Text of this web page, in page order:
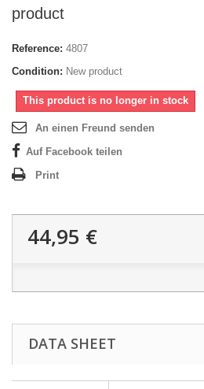
product
Reference: 4807
Condition: New product
This product is no longer in stock
An einen Freund senden
Auf Facebook teilen
Print
44,95 €
DATA SHEET